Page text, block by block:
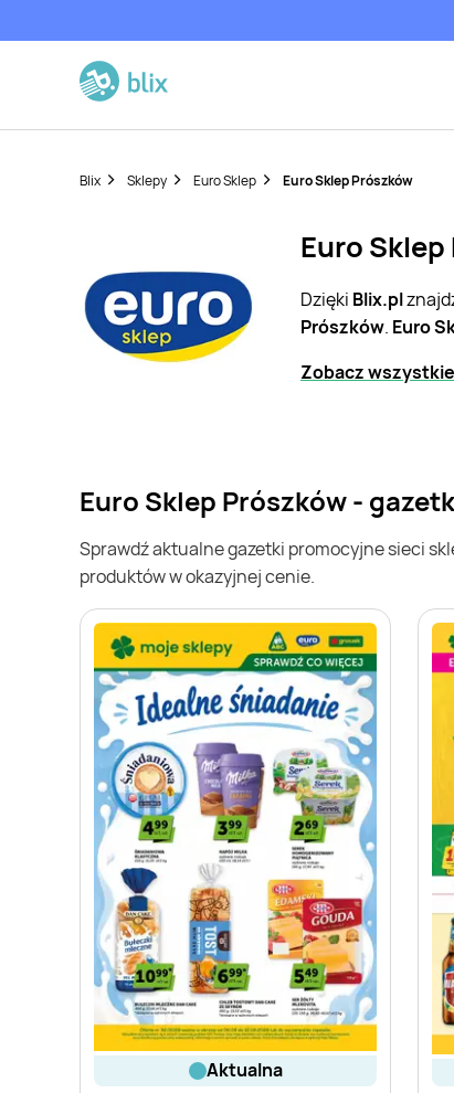
Blix Sklepy Euro Sklep Euro Sklep Prószków
Euro
Dzięki Blix.pl
Prószków. Euro
Zobacz
Euro Sklep Prószków -
Sprawdź aktualne gazetki promocyjne sieci
produktów w okazyjnej cenie.
aktualna